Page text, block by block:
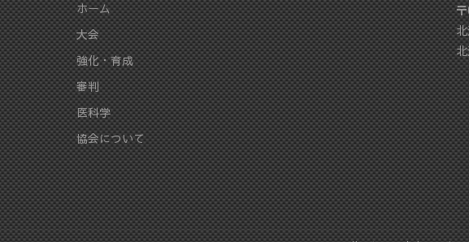
ホーム
大会
強化・育成
審判
医科学
協会について